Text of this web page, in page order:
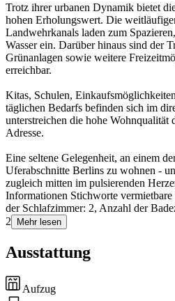
Trotz ihrer urbanen Dynamik bietet
hohen Erholungswert. Die
Landwehrkanals laden zum
Wasser ein. Darüber hinaus sind der
Grünanlagen sowie weitere
erreichbar.
Kitas, Schulen,
täglichen Bedarfs befinden sich im
unterstreichen die hohe Wohnqualität
Adresse.
Eine seltene Gelegenheit, an einem
Uferabschnitte Berlins zu wohnen -
zugleich mitten im pulsierenden
Informationen Stichworte
der Schlafzimmer: 2, Anzahl der
2
Mehr lesen
Ausstattung
Aufzug